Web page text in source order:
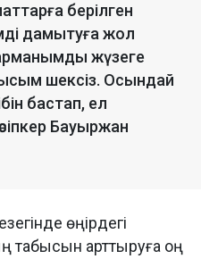
берілген
дамытуға жол
жүзеге
шексіз. Осындай
бастап, ел
Бауыржан
өңірдегі
табысын арттыруға оң